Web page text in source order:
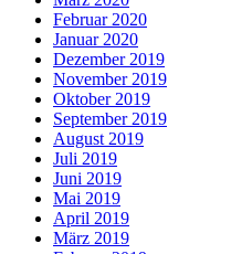
Februar 2020
Januar 2020
Dezember 2019
November 2019
Oktober 2019
September 2019
August 2019
Juli 2019
Juni 2019
Mai 2019
April 2019
März 2019